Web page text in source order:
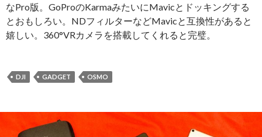
なPro版。GoProのKarmaみたいにMavicとドッキングする
とおもしろい。NDフィルターなどMavicと互換性があると
嬉しい。360°VRカメラを搭載してくれると完璧。
DJI GADGET OSMO